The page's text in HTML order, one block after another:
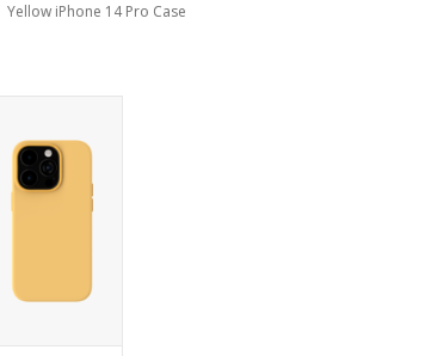
Yellow iPhone 14 Pro Case